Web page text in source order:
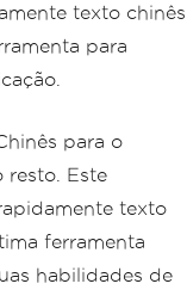
texto chinês
para
para o
resto. Este
texto
ferramenta
habilidades de